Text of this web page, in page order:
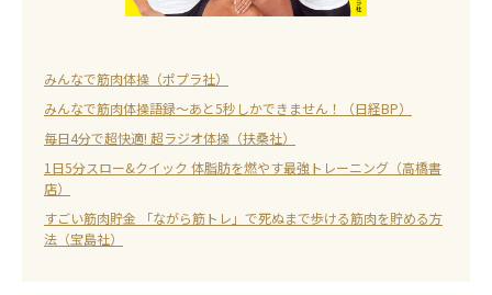
みんなで筋肉体操（ポプラ社）
みんなで筋肉体操語録～あと5秒しかできません！（日経BP）
毎日4分で超快適! 超ラジオ体操（扶桑社）
1日5分スロー&クイック 体脂肪を燃やす最強トレーニング（高橋書
店）
すごい筋肉貯金 「ながら筋トレ」で死ぬまで歩ける筋肉を貯める方
法（宝島社）